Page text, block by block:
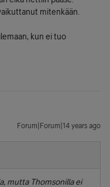
mitenkään.
kun ei tuo
Forum|Forum|14 years ago
mutta Thomsonilla ei